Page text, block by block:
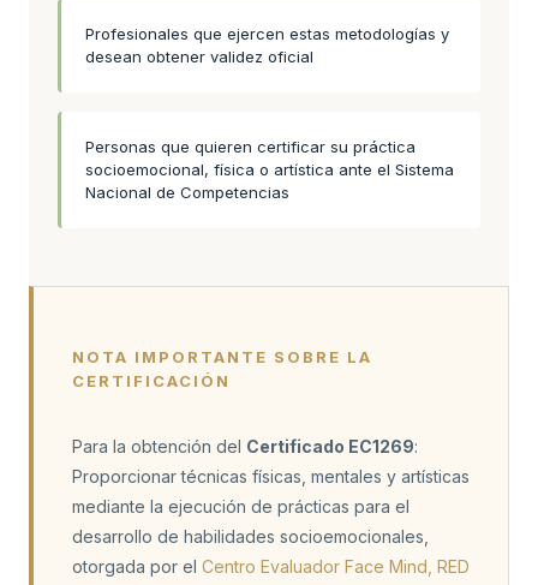
Profesionales que ejercen estas metodologías y
desean obtener validez oficial
Personas que quieren certificar su práctica
socioemocional, física o artística ante el Sistema
Nacional de Competencias
NOTA IMPORTANTE SOBRE LA
CERTIFICACIÓN
Para la obtención del Certificado EC1269:
Proporcionar técnicas físicas, mentales y artísticas
mediante la ejecución de prácticas para el
desarrollo de habilidades socioemocionales,
otorgada por el Centro Evaluador Face Mind, RED